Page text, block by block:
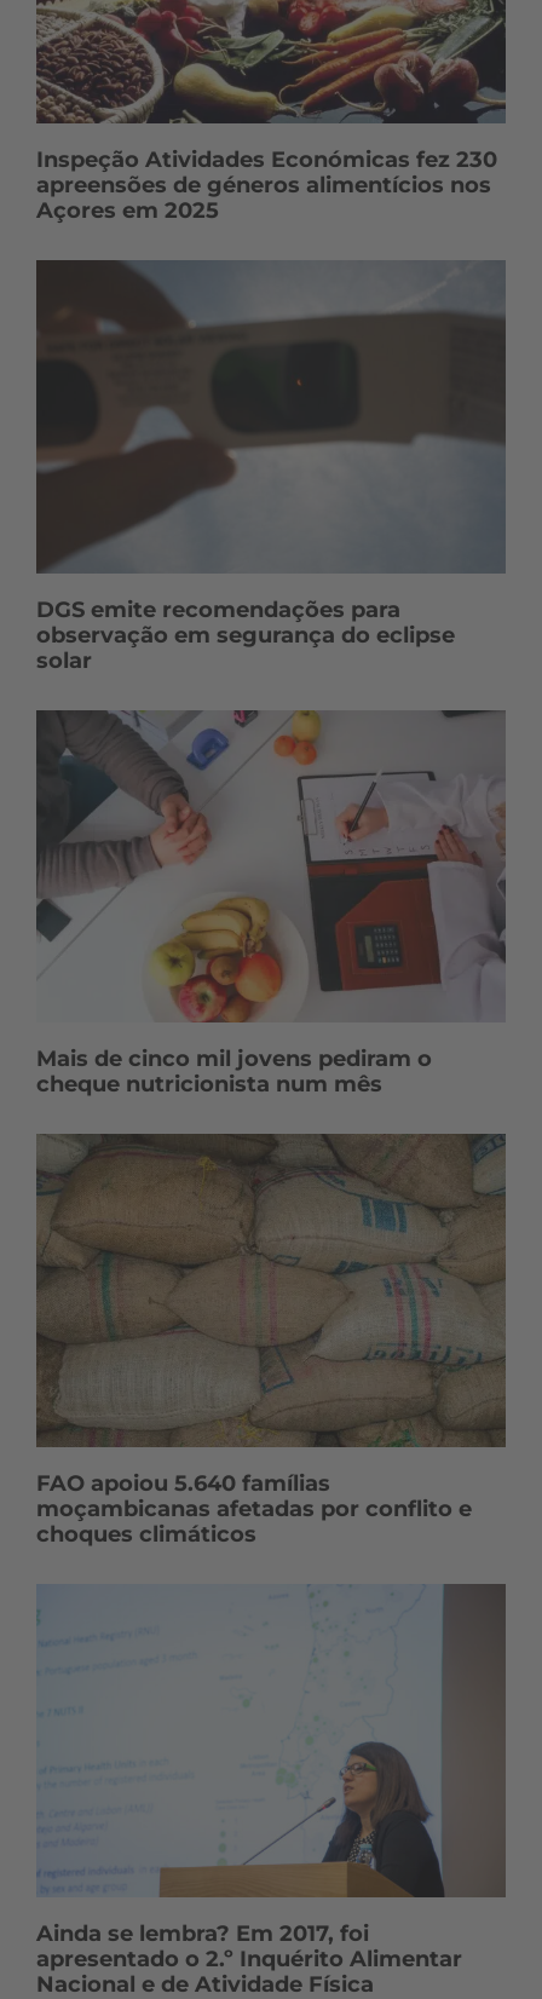
Inspeção Atividades Económicas fez 230
apreensões de géneros alimentícios nos
Açores em 2025
DGS emite recomendações para
observação em segurança do eclipse
solar
Mais de cinco mil jovens pediram o
cheque nutricionista num mês
FAO apoiou 5.640 famílias
moçambicanas afetadas por conflito e
choques climáticos
Ainda se lembra? Em 2017, foi
apresentado o 2.º Inquérito Alimentar
Nacional e de Atividade Física